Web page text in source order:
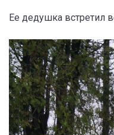
Ее дедушка встретил